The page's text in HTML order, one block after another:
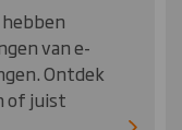
van e-
Ontdek
of juist